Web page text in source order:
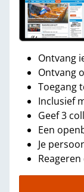
Ontvang
Ontvang
Toegang
Inclusief
Geef 3
Een
Je